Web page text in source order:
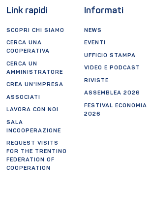
Link rapidi
SCOPRI CHI SIAMO
CERCA UNA
COOPERATIVA
CERCA UN
AMMINISTRATORE
CREA UN'IMPRESA
ASSOCIATI
LAVORA CON NOI
SALA
INCOOPERAZIONE
REQUEST VISITS
FOR THE TRENTINO
FEDERATION OF
COOPERATION
Informati
NEWS
EVENTI
UFFICIO STAMPA
VIDEO E PODCAST
RIVISTE
ASSEMBLEA 2026
FESTIVAL ECONOMIA
2026